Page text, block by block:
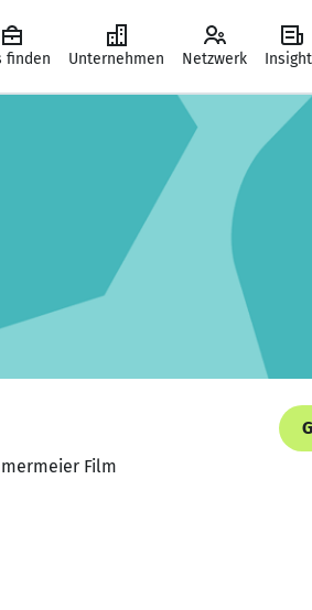
finden Unternehmen Netzwerk
Film